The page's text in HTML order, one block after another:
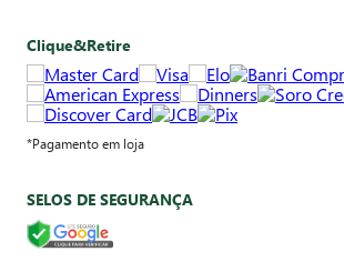
Clique&Retire
*Pagamento em loja
SELOS DE SEGURANÇA